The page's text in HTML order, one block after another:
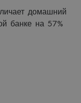
домашний
банке на 57%